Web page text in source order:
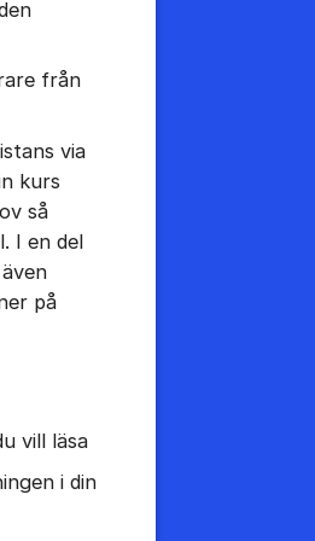
från
via
kurs
så
I en del
på
vill läsa
i din